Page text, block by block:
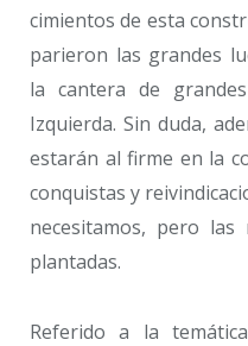
cimientos de esta
parieron las grandes
la cantera de
Izquierda. Sin duda,
estarán al firme en la
conquistas y
necesitamos, pero
plantadas.
Referido a la